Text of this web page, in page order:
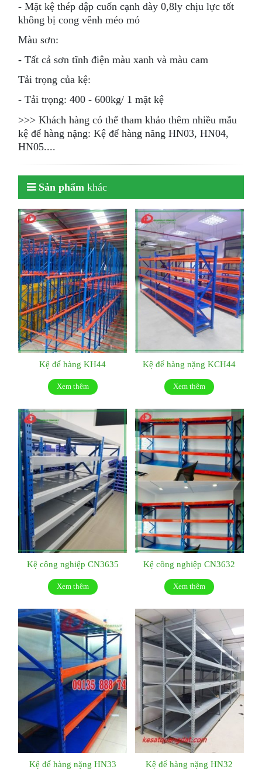
- Mặt kệ thép dập cuốn cạnh dày 0,8ly chịu lực tốt
không bị cong vênh méo mó
Màu sơn:
- Tất cả sơn tĩnh điện màu xanh và màu cam
Tải trọng của kệ:
- Tải trọng: 400 - 600kg/ 1 mặt kệ
>>> Khách hàng có thể tham khảo thêm nhiều mẫu
kệ để hàng nặng: Kệ để hàng năng HN03, HN04,
HN05....
Sản phẩm khác
Kệ để hàng KH44
Xem thêm
Kệ để hàng nặng KCH44
Xem thêm
Kệ công nghiệp CN3635
Xem thêm
Kệ công nghiệp CN3632
Xem thêm
Kệ để hàng nặng HN33 Kệ để hàng nặng HN32